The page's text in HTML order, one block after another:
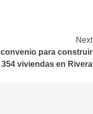
Next
para construir
354 viviendas en Rivera